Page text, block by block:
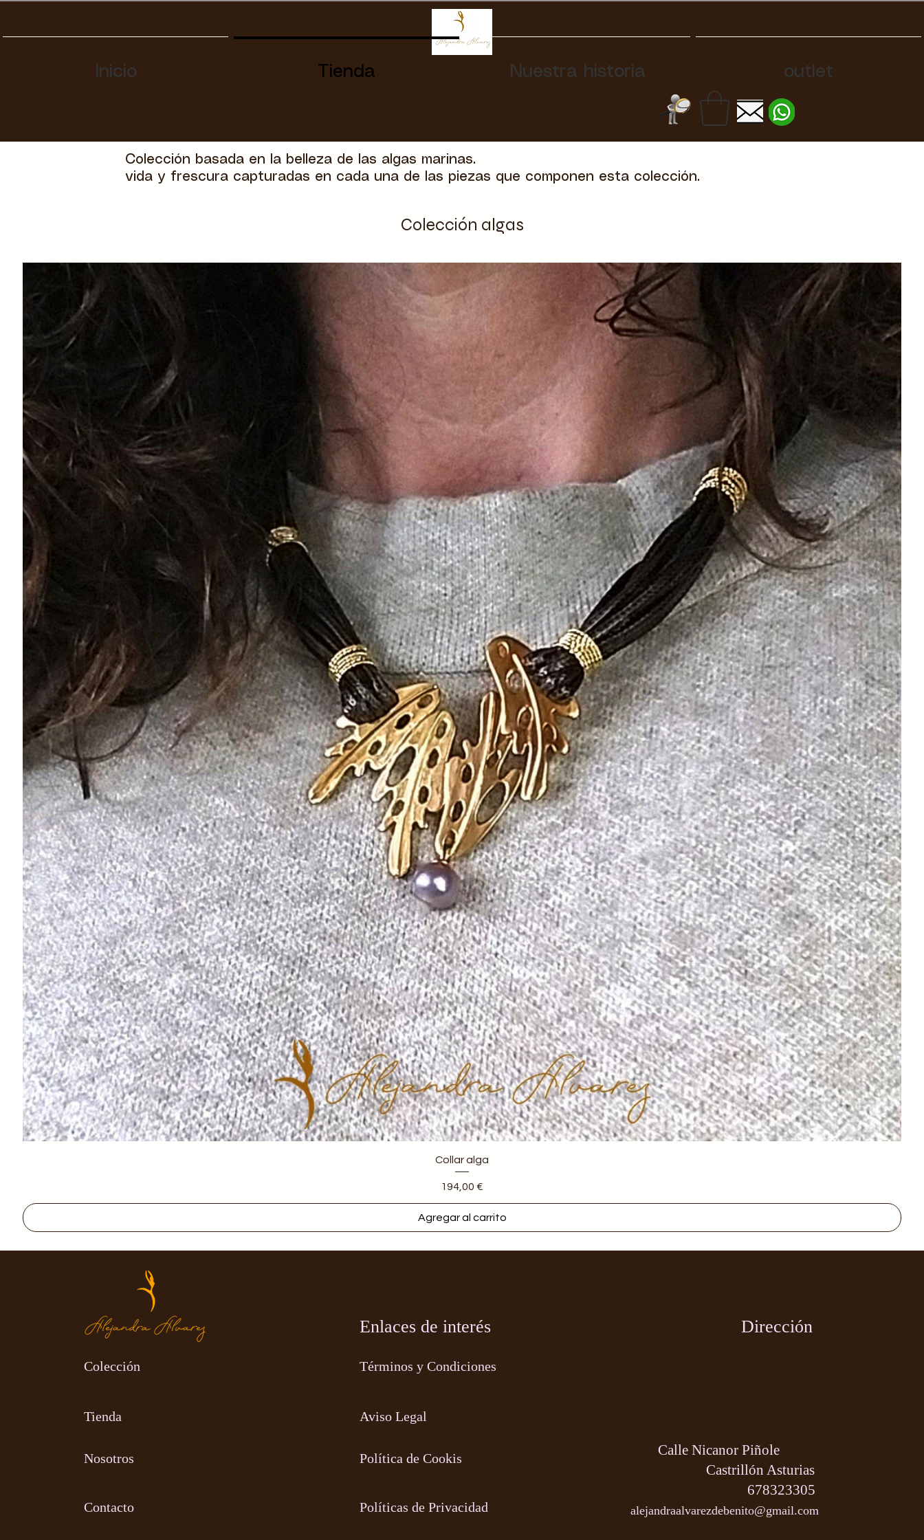
Inicio Tienda Nuestra historia outlet
Colección basada en la belleza de las algas marinas.
vida y frescura capturadas en cada una de las piezas que componen esta colección.
Colección algas
Vista rápida
Collar alga
Precio
194,00 €
Agregar al carrito
Colección
Tienda
Nosotros
Contacto
Enlaces de interés Dirección
Términos y Condiciones
Aviso Legal
Política de Cookis
Políticas de Privacidad
Calle Nicanor Piñole
Castrillón Asturias
678323305
alejandraalvarezdebenito@gmail.com